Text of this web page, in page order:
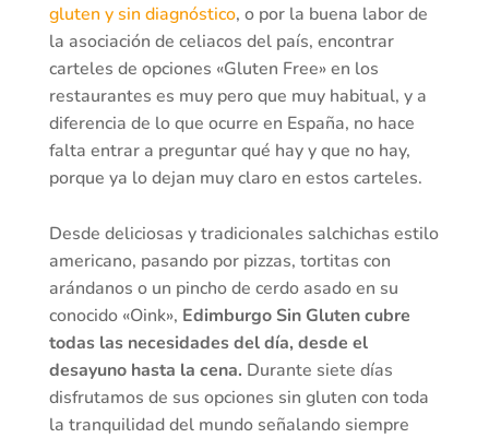
gluten y sin diagnóstico, o por la buena labor de
la asociación de celiacos del país, encontrar
carteles de opciones «Gluten Free» en los
restaurantes es muy pero que muy habitual, y a
diferencia de lo que ocurre en España, no hace
falta entrar a preguntar qué hay y que no hay,
porque ya lo dejan muy claro en estos carteles.
Desde deliciosas y tradicionales salchichas estilo
americano, pasando por pizzas, tortitas con
arándanos o un pincho de cerdo asado en su
conocido «Oink», Edimburgo Sin Gluten cubre
todas las necesidades del día, desde el
desayuno hasta la cena. Durante siete días
disfrutamos de sus opciones sin gluten con toda
la tranquilidad del mundo señalando siempre